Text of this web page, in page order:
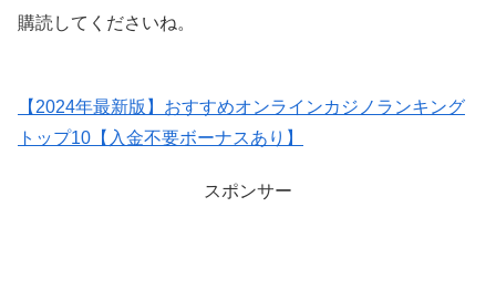
購読してくださいね。
【2024年最新版】おすすめオンラインカジノランキング
トップ10【入金不要ボーナスあり】
スポンサー